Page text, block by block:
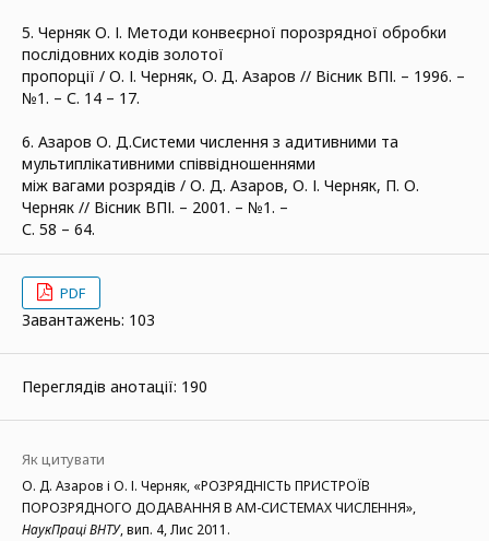
5. Черняк О. І. Методи конвеєрної порозрядної обробки
послідовних кодів золотої
пропорції / О. І. Черняк, О. Д. Азаров // Вісник ВПІ. – 1996. –
№1. – С. 14 – 17.
6. Азаров О. Д.Системи числення з адитивними та
мультиплікативними співвідношеннями
між вагами розрядів / О. Д. Азаров, О. І. Черняк, П. О.
Черняк // Вісник ВПІ. – 2001. – №1. –
С. 58 – 64.
PDF
Завантажень: 103
Переглядів анотації: 190
Як цитувати
О. Д. Азаров і О. І. Черняк, «РОЗРЯДНІСТЬ ПРИСТРОЇВ
ПОРОЗРЯДНОГО ДОДАВАННЯ В АМ-СИСТЕМАХ ЧИСЛЕННЯ»,
НаукПраці ВНТУ, вип. 4, Лис 2011.